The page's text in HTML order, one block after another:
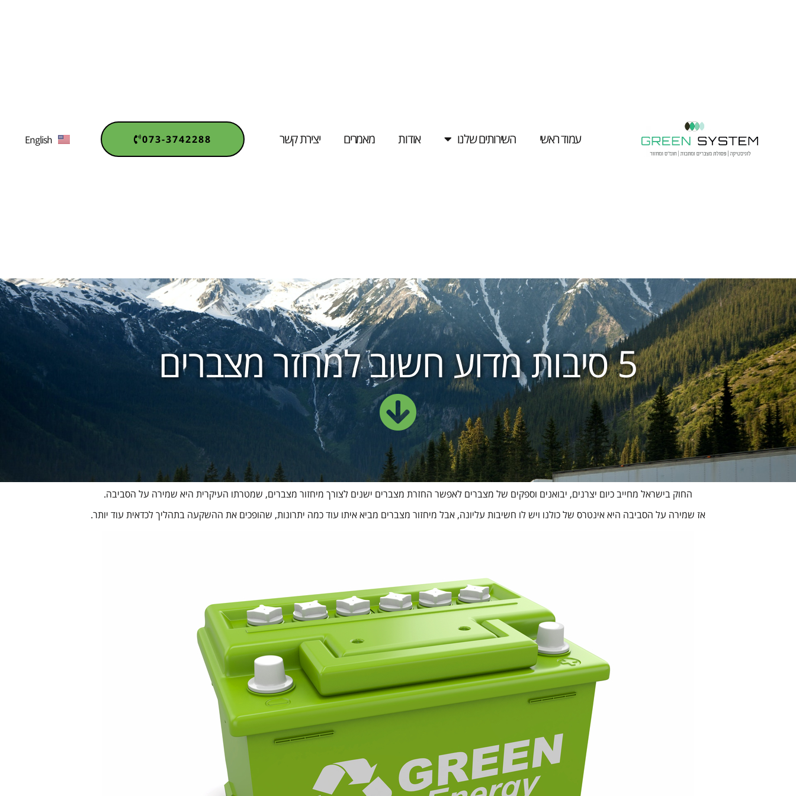
עמוד ראשי השירותים שלנו אודות מאמרים יצירת קשר 073-3742288
English
5 סיבות מדוע חשוב למחזר מצברים
החוק בישראל מחייב כיום יצרנים, יבואנים וספקים של מצברים לאפשר החזרת מצברים ישנים לצורך מיחזור מצברים, שמטרתו העיקרית היא שמירה על הסביבה.
אז שמירה על הסביבה היא אינטרס של כולנו ויש לו חשיבות עליונה, אבל מיחזור מצברים מביא איתו עוד כמה יתרונות, שהופכים את ההשקעה בתהליך לכדאית עוד יותר.